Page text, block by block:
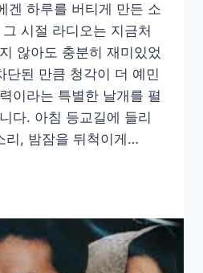
겐 하루를 버티게 만든 소
시절 라디오는 지금처
않아도 충분히 재미있었
단된 만큼 청각이 더 예민
이라는 특별한 날개를 펼
다. 아침 등교길에 들리
리, 밤잠을 뒤척이게…